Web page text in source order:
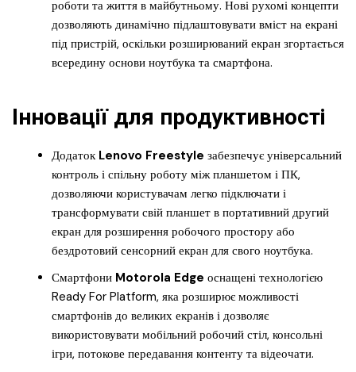
роботи та життя в майбутньому. Нові рухомі концепти
дозволяють динамічно підлаштовувати вміст на екрані
під пристрій, оскільки розширюваний екран згортається
всередину основи ноутбука та смартфона.
Інновації для продуктивності
Додаток Lenovo Freestyle забезпечує універсальний
контроль і спільну роботу між планшетом і ПК,
дозволяючи користувачам легко підключати і
трансформувати свій планшет в портативний другий
екран для розширення робочого простору або
бездротовий сенсорний екран для свого ноутбука.
Смартфони Motorola Edge оснащені технологією
Ready For Platform, яка розширює можливості
смартфонів до великих екранів і дозволяє
використовувати мобільний робочий стіл, консольні
ігри, потокове передавання контенту та відеочати.